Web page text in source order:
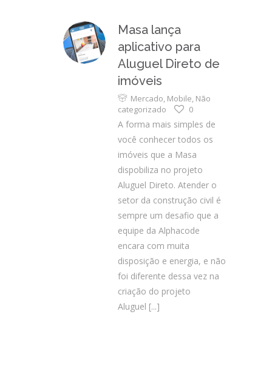
Masa lança
aplicativo para
Aluguel Direto de
imóveis
Mercado, Mobile, Não
categorizado
0
A forma mais simples de
você conhecer todos os
imóveis que a Masa
dispobiliza no projeto
Aluguel Direto. Atender o
setor da construção civil é
sempre um desafio que a
equipe da Alphacode
encara com muita
disposição e energia, e não
foi diferente dessa vez na
criação do projeto
Aluguel [...]